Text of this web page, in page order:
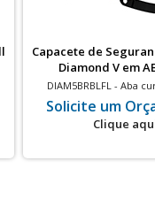
Capacete de
Diamond V em
DIAM5BRBLFL - Aba
Isolamento elétrico
Solicite um
Clique